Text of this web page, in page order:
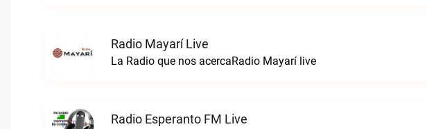
Radio Mayarí Live
La Radio que nos acercaRadio Mayarí live
Radio Esperanto FM Live